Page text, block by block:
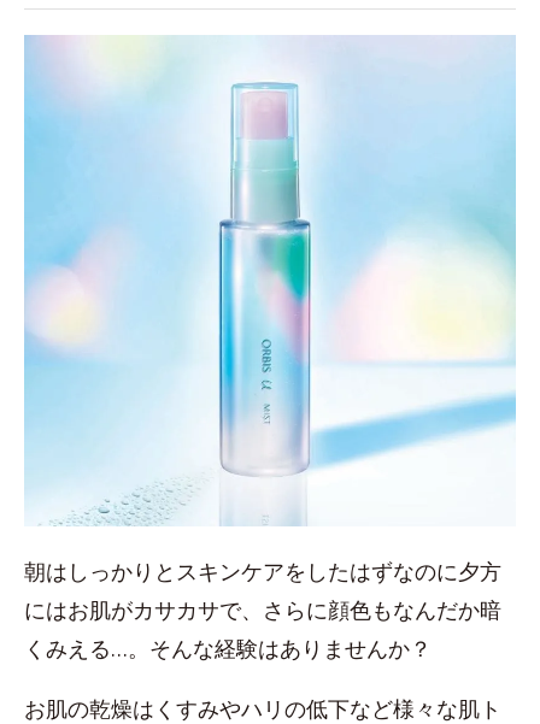
朝はしっかりとスキンケアをしたはずなのに夕方
にはお肌がカサカサで、さらに顔色もなんだか暗
くみえる…。そんな経験はありませんか？
お肌の乾燥はくすみやハリの低下など様々な肌ト